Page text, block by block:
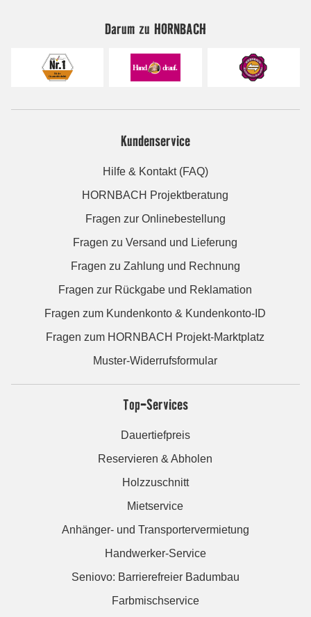
Darum zu HORNBACH
Kundenservice
Hilfe & Kontakt (FAQ)
HORNBACH Projektberatung
Fragen zur Onlinebestellung
Fragen zu Versand und Lieferung
Fragen zu Zahlung und Rechnung
Fragen zur Rückgabe und Reklamation
Fragen zum Kundenkonto & Kundenkonto-ID
Fragen zum HORNBACH Projekt-Marktplatz
Muster-Widerrufsformular
Top-Services
Dauertiefpreis
Reservieren & Abholen
Holzzuschnitt
Mietservice
Anhänger- und Transportervermietung
Handwerker-Service
Seniovo: Barrierefreier Badumbau
Farbmischservice